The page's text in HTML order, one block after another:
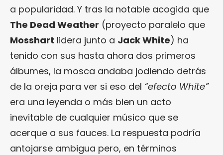
a popularidad. Y tras la notable acogida que
The Dead Weather (proyecto paralelo que
Mosshart lidera junto a Jack White) ha
tenido con sus hasta ahora dos primeros
álbumes, la mosca andaba jodiendo detrás
de la oreja para ver si eso del “efecto White”
era una leyenda o más bien un acto
inevitable de cualquier músico que se
acerque a sus fauces. La respuesta podría
antojarse ambigua pero, en términos